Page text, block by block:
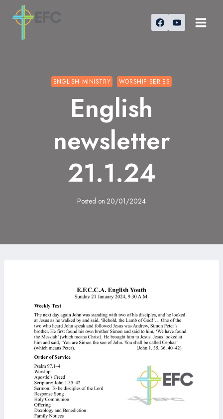
ENGLISH MINISTRY WORSHIP SERIES
English
newsletter
21.1.24
Posted on 20/01/2024